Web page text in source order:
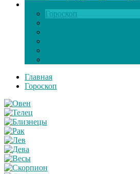
Гороскоп
Главная
Гороскоп